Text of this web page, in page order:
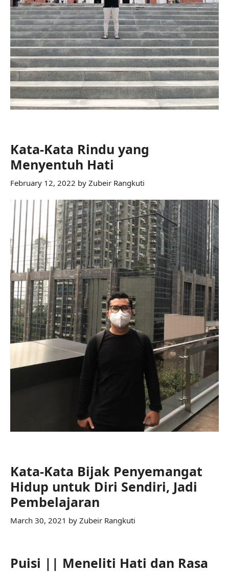
Kata-Kata Rindu yang
Menyentuh Hati
February 12, 2022 by Zubeir Rangkuti
Kata-Kata Bijak Penyemangat
Hidup untuk Diri Sendiri, Jadi
Pembelajaran
March 30, 2021 by Zubeir Rangkuti
Puisi || Meneliti Hati dan Rasa